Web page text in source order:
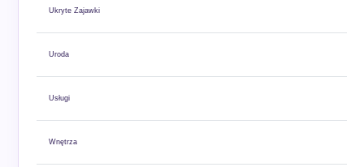
Ukryte Zajawki
Uroda
Usługi
Wnętrza